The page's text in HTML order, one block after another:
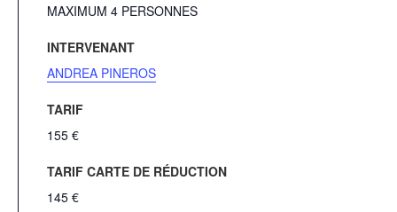
MAXIMUM 4 PERSONNES
INTERVENANT
ANDREA PINEROS
TARIF
155 €
TARIF CARTE DE RÉDUCTION
145 €